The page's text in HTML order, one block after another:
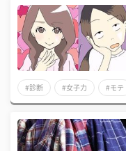
#診断 #女子力 #モテ